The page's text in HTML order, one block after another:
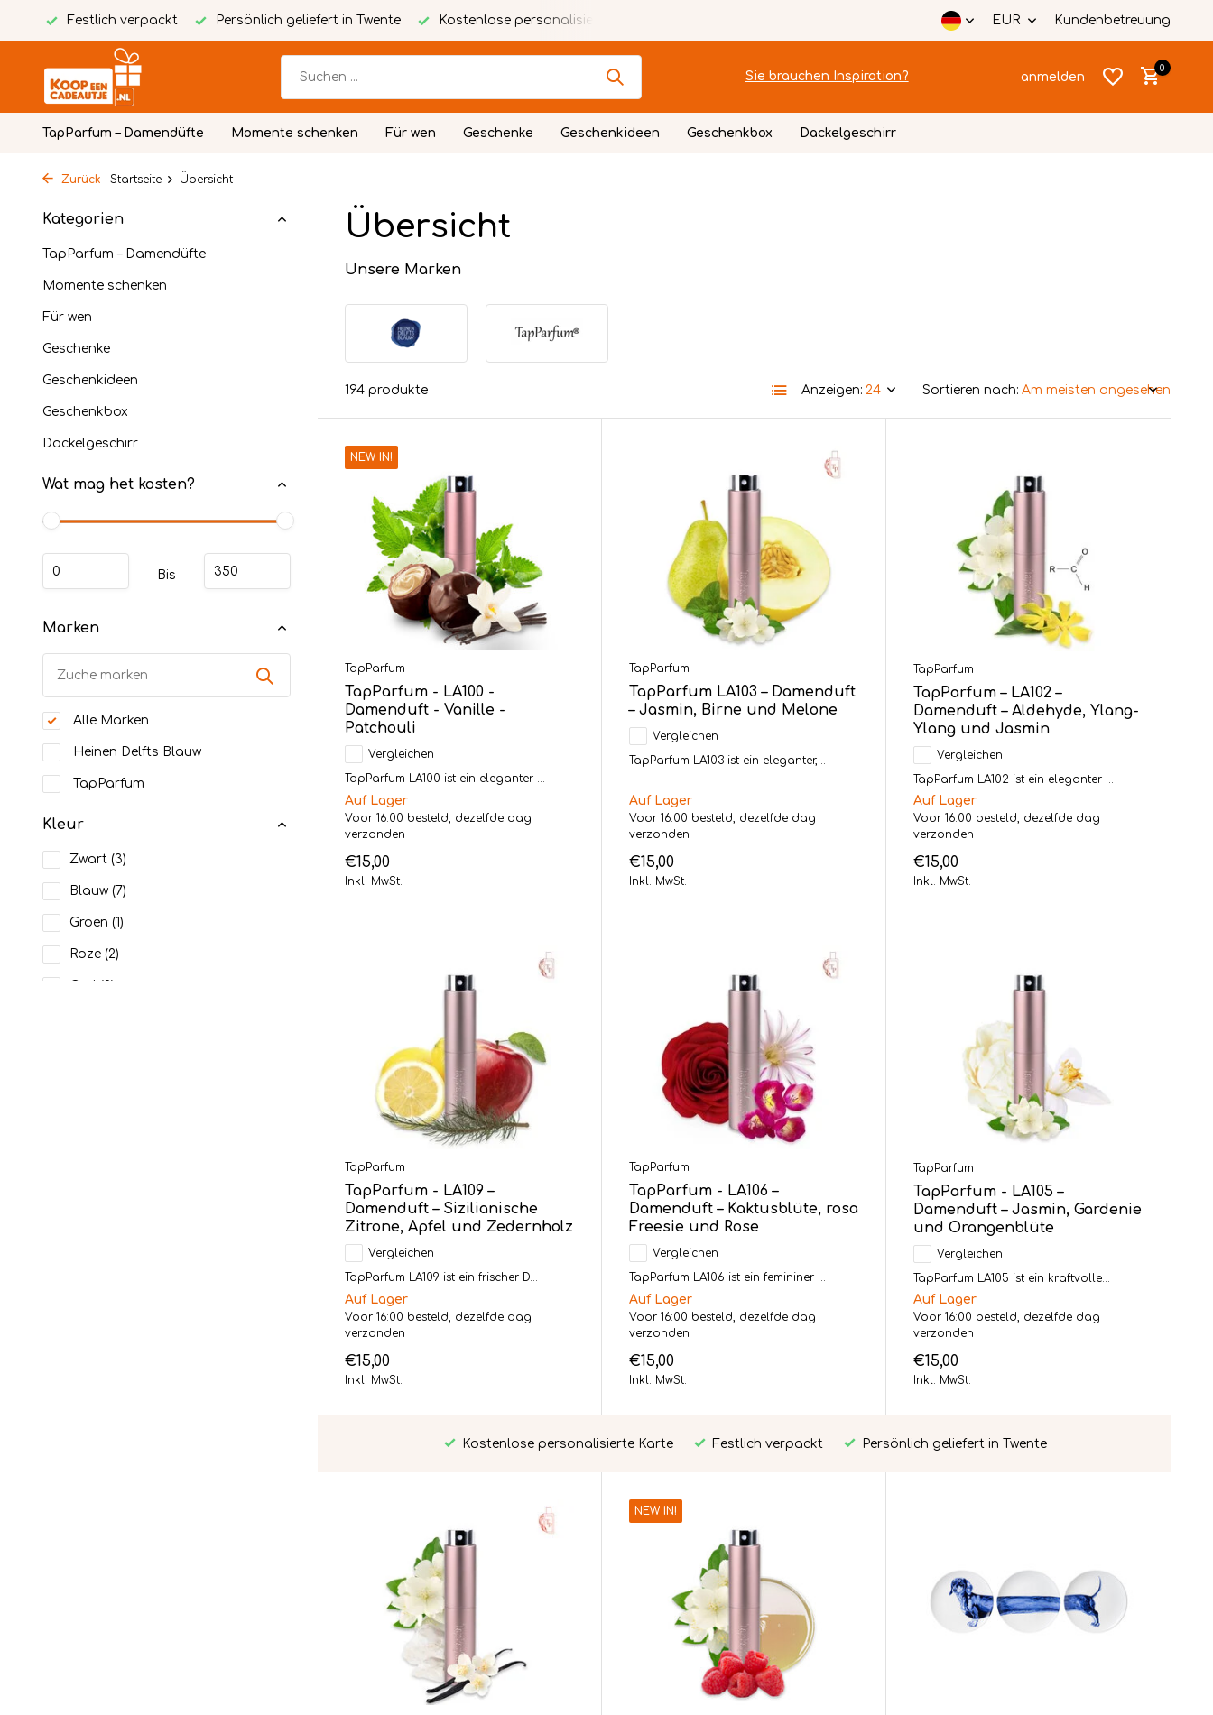
Persönlich geliefert in Twente Kostenlose personalisierte Karte Festlich verpackt EUR Kundenbetreuung
Sie brauchen Inspiration? anmelden
0
TapParfum – Damendüfte Momente schenken Für wen Geschenke Geschenkideen Geschenkbox Dackelgeschirr
Zurück Startseite Übersicht
Kategorien
TapParfum – Damendüfte
Momente schenken
Für wen
Geschenke
Geschenkideen
Geschenkbox
Dackelgeschirr
Wat mag het kosten?
Bis
Marken
Alle Marken
Heinen Delfts Blauw
TapParfum
Kleur
Zwart (3)
Blauw (7)
Groen (1)
Roze (2)
Übersicht
Unsere Marken
194 produkte Anzeigen: Sortieren nach:
NEW IN!
TapParfum
TapParfum - LA100 -
Damenduft - Vanille -
Patchouli
Vergleichen
TapParfum LA100 ist ein eleganter ...
Auf Lager
Voor 16:00 besteld, dezelfde dag
verzonden
€15,00
Inkl. MwSt.
TapParfum
TapParfum LA103 – Damenduft
– Jasmin, Birne und Melone
Vergleichen
TapParfum LA103 ist ein eleganter,...
Auf Lager
Voor 16:00 besteld, dezelfde dag
verzonden
€15,00
Inkl. MwSt.
TapParfum
TapParfum – LA102 –
Damenduft – Aldehyde, Ylang-
Ylang und Jasmin
Vergleichen
TapParfum LA102 ist ein eleganter ...
Auf Lager
Voor 16:00 besteld, dezelfde dag
verzonden
€15,00
Inkl. MwSt.
TapParfum
TapParfum - LA109 –
Damenduft – Sizilianische
Zitrone, Apfel und Zedernholz
Vergleichen
TapParfum LA109 ist ein frischer D...
Auf Lager
Voor 16:00 besteld, dezelfde dag
verzonden
€15,00
Inkl. MwSt.
TapParfum
TapParfum - LA106 –
Damenduft – Kaktusblüte, rosa
Freesie und Rose
Vergleichen
TapParfum LA106 ist ein femininer ...
Auf Lager
Voor 16:00 besteld, dezelfde dag
verzonden
€15,00
Inkl. MwSt.
TapParfum
TapParfum - LA105 –
Damenduft – Jasmin, Gardenie
und Orangenblüte
Vergleichen
TapParfum LA105 ist ein kraftvolle...
Auf Lager
Voor 16:00 besteld, dezelfde dag
verzonden
€15,00
Inkl. MwSt.
Kostenlose personalisierte Karte Festlich verpackt Persönlich geliefert in Twente
NEW IN!